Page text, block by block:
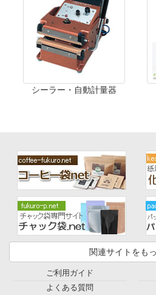
シーラー・自動計量器
関連サイトをも
ご利用ガイド
よくある質問